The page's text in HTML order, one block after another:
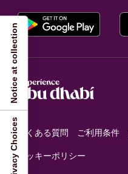
よくある質問 ご利用条件
クッキーポリシー
Notice at collection